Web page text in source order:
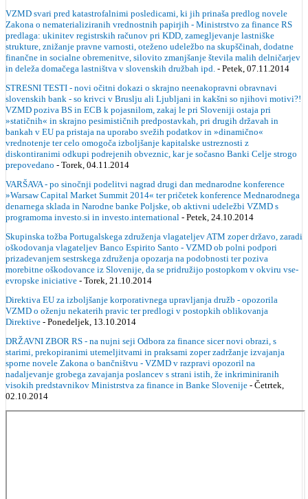
VZMD svari pred katastrofalnimi posledicami, ki jih prinaša predlog novele
Zakona o nematerializiranih vrednostnih papirjih - Ministrstvo za finance RS
predlaga: ukinitev registrskih računov pri KDD, zamegljevanje lastniške
strukture, znižanje pravne varnosti, oteženo udeležbo na skupščinah, dodatne
finančne in socialne obremenitve, silovito zmanjšanje števila malih delničarjev
in deleža domačega lastništva v slovenskih družbah ipd. - Petek, 07.11.2014
STRESNI TESTI - novi očitni dokazi o skrajno neenakopravni obravnavi
slovenskih bank - so krivci v Bruslju ali Ljubljani in kakšni so njihovi motivi?!
VZMD poziva BS in ECB k pojasnilom, zakaj le pri Sloveniji ostaja pri
»statičnih« in skrajno pesimističnih predpostavkah, pri drugih državah in
bankah v EU pa pristaja na uporabo svežih podatkov in »dinamično«
vrednotenje ter celo omogoča izboljšanje kapitalske ustreznosti z
diskontiranimi odkupi podrejenih obveznic, kar je sočasno Banki Celje strogo
prepovedano - Torek, 04.11.2014
VARŠAVA - po sinočnji podelitvi nagrad drugi dan mednarodne konference
»Warsaw Capital Market Summit 2014« ter pričetek konference Mednarodnega
denarnega sklada in Narodne banke Poljske, ob aktivni udeležbi VZMD s
programoma investo.si in investo.international - Petek, 24.10.2014
Skupinska tožba Portugalskega združenja vlagateljev ATM zoper državo, zaradi
oškodovanja vlagateljev Banco Espirito Santo - VZMD ob polni podpori
prizadevanjem sestrskega združenja opozarja na podobnosti ter poziva
morebitne oškodovance iz Slovenije, da se pridružijo postopkom v okviru vse-
evropske iniciative - Torek, 21.10.2014
Direktiva EU za izboljšanje korporativnega upravljanja družb - opozorila
VZMD o oženju nekaterih pravic ter predlogi v postopkih oblikovanja
Direktive - Ponedeljek, 13.10.2014
DRŽAVNI ZBOR RS - na nujni seji Odbora za finance sicer novi obrazi, s
starimi, prekopiranimi utemeljitvami in praksami zoper zadržanje izvajanja
sporne novele Zakona o bančništvu - VZMD v razpravi opozoril na
nadaljevanje grobega zavajanja poslancev s strani istih, že inkriminiranih
visokih predstavnikov Ministrstva za finance in Banke Slovenije - Četrtek,
02.10.2014